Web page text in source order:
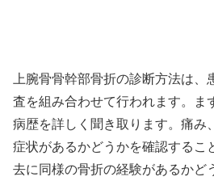
上腕骨骨幹部骨折の診断方法は
査を組み合わせて行われます。ま
病歴を詳しく聞き取ります。痛み
症状があるかどうかを確認するこ
去に同様の骨折の経験があるかど